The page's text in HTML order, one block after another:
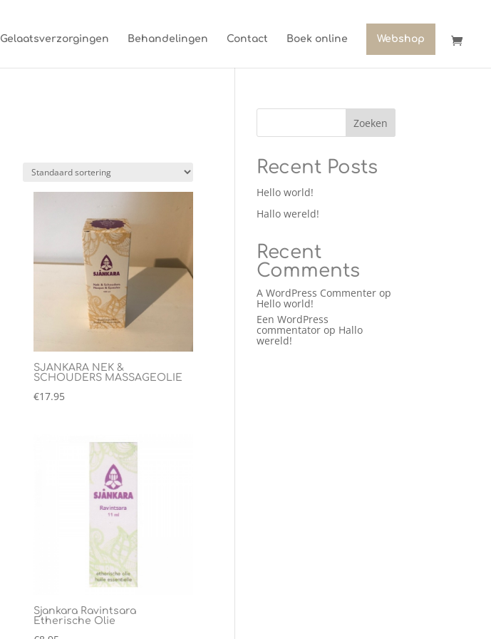
Gelaatsverzorgingen Behandelingen Contact Boek online Webshop
SJANKARA NEK &
SCHOUDERS MASSAGEOLIE
€17.95
Sjankara Ravintsara
Etherische Olie
Zoeken
Recent Posts
Hello world!
Hallo wereld!
Recent
Comments
A WordPress Commenter op
Hello world!
Een WordPress
commentator op Hallo
wereld!